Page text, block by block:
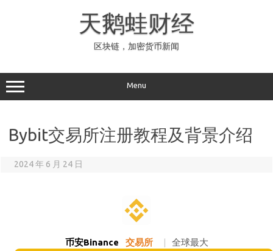
天鹅蛙财经
区块链，加密货币新闻
Menu
Bybit交易所注册教程及背景介绍
2024 年 6 月 24 日
币安Binance 交易所 | 全球最大